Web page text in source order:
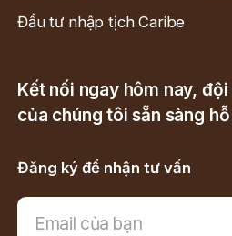
Đầu tư nhập tịch Caribe
Kết nối ngay hôm nay,
của chúng tôi sẵn sàng
Đăng ký để nhận tư vấn